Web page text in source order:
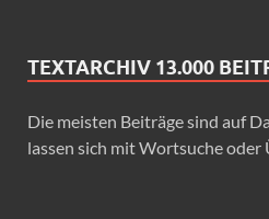
TEXTARCHIV 13.000
Die meisten Beiträge sind auf
lassen sich mit Wortsuche